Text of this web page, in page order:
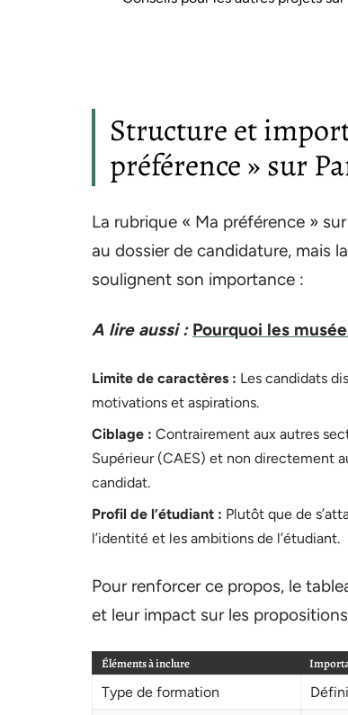
Structure et
préférence » sur
La rubrique « Ma préférence »
au dossier de candidature, mais
soulignent son importance :
A lire aussi : Pourquoi les
Limite de caractères : Les candidats
motivations et aspirations.
Ciblage : Contrairement aux autres
Supérieur (CAES) et non directement
candidat.
Profil de l’étudiant : Plutôt que de
l’identité et les ambitions de l’étudiant.
Pour renforcer ce propos, le
et leur impact sur les
Éléments à inclure
Type de formation